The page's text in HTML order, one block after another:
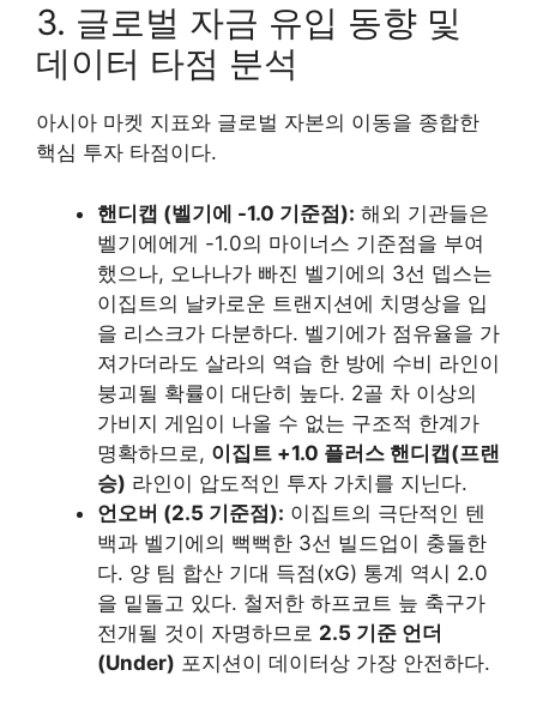
3. 글로벌 자금 유입 동향 및
데이터 타점 분석
아시아 마켓 지표와 글로벌 자본의 이동을 종합한
핵심 투자 타점이다.
핸디캡 (벨기에 -1.0 기준점): 해외 기관들은
벨기에에게 -1.0의 마이너스 기준점을 부여
했으나, 오나나가 빠진 벨기에의 3선 뎁스는
이집트의 날카로운 트랜지션에 치명상을 입
을 리스크가 다분하다. 벨기에가 점유율을 가
져가더라도 살라의 역습 한 방에 수비 라인이
붕괴될 확률이 대단히 높다. 2골 차 이상의
가비지 게임이 나올 수 없는 구조적 한계가
명확하므로, 이집트 +1.0 플러스 핸디캡(프랜
승) 라인이 압도적인 투자 가치를 지닌다.
언오버 (2.5 기준점): 이집트의 극단적인 텐
백과 벨기에의 뻑뻑한 3선 빌드업이 충돌한
다. 양 팀 합산 기대 득점(xG) 통계 역시 2.0
을 밑돌고 있다. 철저한 하프코트 늪 축구가
전개될 것이 자명하므로 2.5 기준 언더
(Under) 포지션이 데이터상 가장 안전하다.